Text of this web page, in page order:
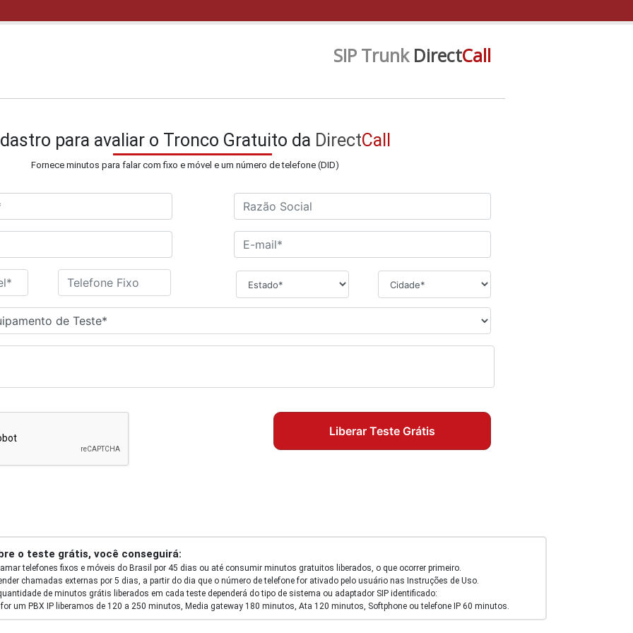
SIP Trunk DirectCall
para avaliar o Tronco Gratuito da DirectCall
Fornece minutos para falar com fixo e móvel e um número de telefone (DID)
Liberar Teste Grátis
o teste grátis, você conseguirá:
telefones fixos e móveis do Brasil por 45 dias ou até consumir minutos gratuitos liberados, o que ocorrer primeiro.
chamadas externas por 5 dias, a partir do dia que o número de telefone for ativado pelo usuário nas Instruções de Uso.
de minutos grátis liberados em cada teste dependerá do tipo de sistema ou adaptador SIP identificado:
for um PBX IP liberamos de 120 a 250 minutos, Media gateway 180 minutos, Ata 120 minutos, Softphone ou telefone IP 60 minutos.